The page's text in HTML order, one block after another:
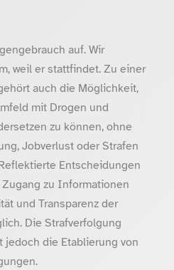
auf. Wir
weil er stattfindet. Zu einer
auch die Möglichkeit,
mit Drogen und
zu können, ohne
Jobverlust oder Strafen
Entscheidungen
zu Informationen
und Transparenz der
Die Strafverfolgung
die Etablierung von